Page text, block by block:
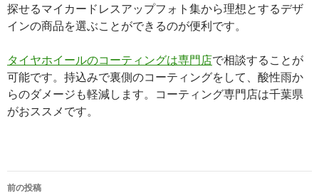
探せるマイカードレスアップフォト集から理想とするデザ
インの商品を選ぶことができるのが便利です。
タイヤホイールのコーティングは専門店で相談することが
可能です。持込みで裏側のコーティングをして、酸性雨か
らのダメージも軽減します。コーティング専門店は千葉県
がおススメです。
投
前の投稿